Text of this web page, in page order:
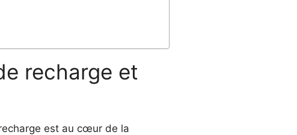
recharge et
est au cœur de la